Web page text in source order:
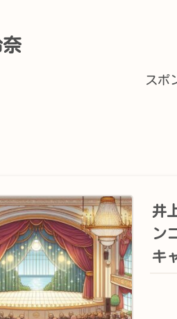
スポ
井
ン
キ